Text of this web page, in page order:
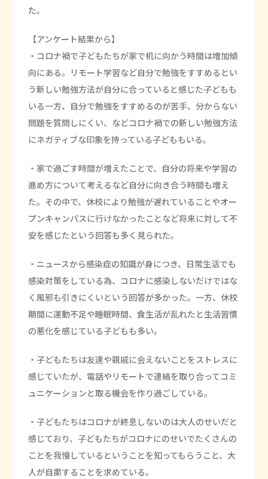
た。
【アンケート結果から】
・コロナ禍で子どもたちが家で机に向かう時間は増加傾
向にある。リモート学習など自分で勉強をすすめるとい
う新しい勉強方法が自分に合っていると感じた子どもも
いる一方、自分で勉強をすすめるのが苦手、分からない
問題を質問しにくい、などコロナ禍での新しい勉強方法
にネガティブな印象を持っている子どももいる。
・家で過ごす時間が増えたことで、自分の将来や学習の
進め方について考えるなど自分に向き合う時間も増え
た。その中で、休校により勉強が遅れていることやオー
プンキャンパスに行けなかったことなど将来に対して不
安を感じたという回答も多く見られた。
・ニュースから感染症の知識が身につき、日常生活でも
感染対策をしている為、コロナに感染しないだけではな
く風邪も引きにくいという回答が多かった。一方、休校
期間に運動不足や睡眠時間、食生活が乱れたと生活習慣
の悪化を感じている子どもも多い。
・子どもたちは友達や親戚に会えないことをストレスに
感じていたが、電話やリモートで連絡を取り合ってコミ
ュニケーションと取る機会を作り過ごしている。
・子どもたちはコロナが終息しないのは大人のせいだと
感じており、子どもたちがコロナにのせいでたくさんの
ことを我慢しているということを知ってもらうこと、大
人が自粛することを求めている。